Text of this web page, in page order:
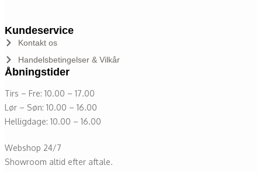
Kundeservice
Kontakt os
Handelsbetingelser & Vilkår
Åbningstider
Tirs – Fre: 10.00 – 17.00
Lør – Søn: 10.00 – 16.00
Helligdage: 10.00 – 16.00
Webshop 24/7
Showroom altid efter aftale.